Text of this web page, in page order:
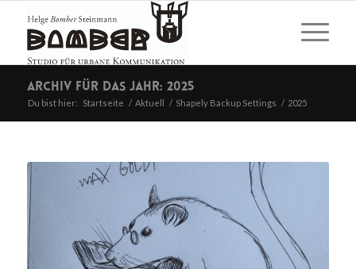
Archiv für das Jahr: 2025
Du bist hier: Startseite / Aktuell / Shapely Backup Settings / 2025